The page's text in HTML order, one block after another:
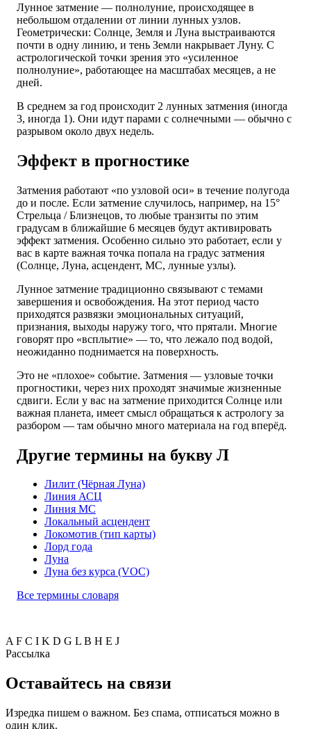
Лунное затмение — полнолуние, происходящее в
небольшом отдалении от линии лунных узлов.
Геометрически: Солнце, Земля и Луна выстраиваются
почти в одну линию, и тень Земли накрывает Луну. С
астрологической точки зрения это «усиленное
полнолуние», работающее на масштабах месяцев, а не
дней.
В среднем за год происходит 2 лунных затмения (иногда
3, иногда 1). Они идут парами с солнечными — обычно с
разрывом около двух недель.
Эффект в прогностике
Затмения работают «по узловой оси» в течение полугода
до и после. Если затмение случилось, например, на 15°
Стрельца / Близнецов, то любые транзиты по этим
градусам в ближайшие 6 месяцев будут активировать
эффект затмения. Особенно сильно это работает, если у
вас в карте важная точка попала на градус затмения
(Солнце, Луна, асцендент, MC, лунные узлы).
Лунное затмение традиционно связывают с темами
завершения и освобождения. На этот период часто
приходятся развязки эмоциональных ситуаций,
признания, выходы наружу того, что прятали. Многие
говорят про «всплытие» — то, что лежало под водой,
неожиданно поднимается на поверхность.
Это не «плохое» событие. Затмения — узловые точки
прогностики, через них проходят значимые жизненные
сдвиги. Если у вас на затмение приходится Солнце или
важная планета, имеет смысл обращаться к астрологу за
разбором — там обычно много материала на год вперёд.
Другие термины на букву Л
Лилит (Чёрная Луна)
Линия АСЦ
Линия МС
Локальный асцендент
Локомотив (тип карты)
Лорд года
Луна
Луна без курса (VOC)
Все термины словаря
A F C I K D G L B H E J
Рассылка
Оставайтесь на связи
Изредка пишем о важном. Без спама, отписаться можно в
один клик.